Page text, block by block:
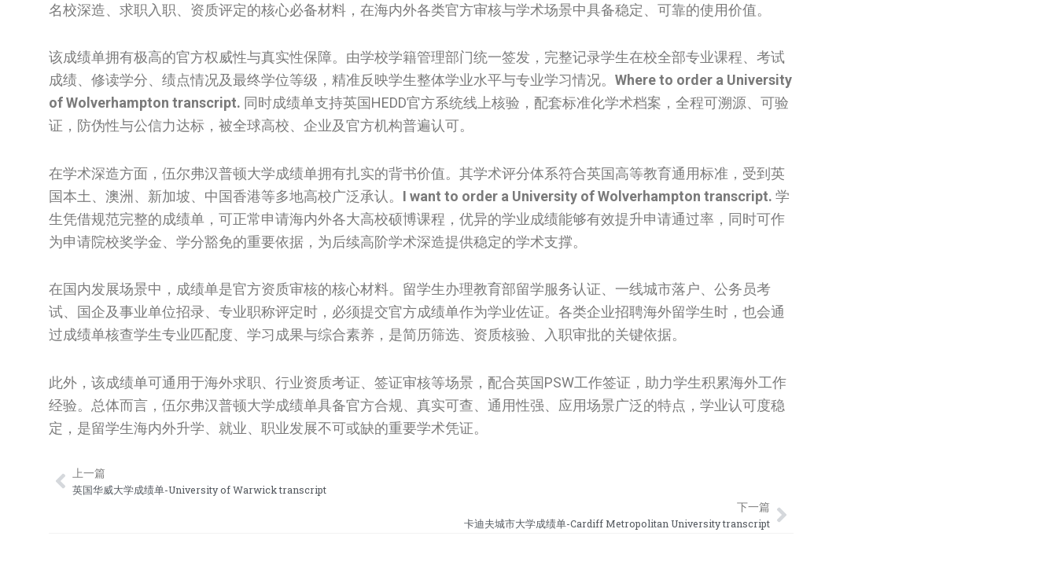
名校深造、求职入职、资质评定的核心必备材料，在海内外各类官方审核与学术场景中具备稳定、可靠的使用价值。
该成绩单拥有极高的官方权威性与真实性保障。由学校学籍管理部门统一签发，完整记录学生在校全部专业课程、考试
成绩、修读学分、绩点情况及最终学位等级，精准反映学生整体学业水平与专业学习情况。 Where to order a University
of Wolverhampton transcript. 同时成绩单支持英国HEDD官方系统线上核验，配套标准化学术档案，全程可溯源、可验
证，防伪性与公信力达标，被全球高校、企业及官方机构普遍认可。
在学术深造方面，伍尔弗汉普顿大学成绩单拥有扎实的背书价值。其学术评分体系符合英国高等教育通用标准，受到英
国本土、澳洲、新加坡、中国香港等多地高校广泛承认。 I want to order a University of Wolverhampton transcript. 学
生凭借规范完整的成绩单，可正常申请海内外各大高校硕博课程，优异的学业成绩能够有效提升申请通过率，同时可作
为申请院校奖学金、学分豁免的重要依据，为后续高阶学术深造提供稳定的学术支撑。
在国内发展场景中，成绩单是官方资质审核的核心材料。留学生办理教育部留学服务认证、一线城市落户、公务员考
试、国企及事业单位招录、专业职称评定时，必须提交官方成绩单作为学业佐证。各类企业招聘海外留学生时，也会通
过成绩单核查学生专业匹配度、学习成果与综合素养，是简历筛选、资质核验、入职审批的关键依据。
此外，该成绩单可通用于海外求职、行业资质考证、签证审核等场景，配合英国PSW工作签证，助力学生积累海外工作
经验。总体而言，伍尔弗汉普顿大学成绩单具备官方合规、真实可查、通用性强、应用场景广泛的特点，学业认可度稳
定，是留学生海内外升学、就业、职业发展不可或缺的重要学术凭证。
Prev
上一篇
英国华威大学成绩单-University of Warwick transcript
下一篇
卡迪夫城市大学成绩单-Cardiff Metropolitan University transcript